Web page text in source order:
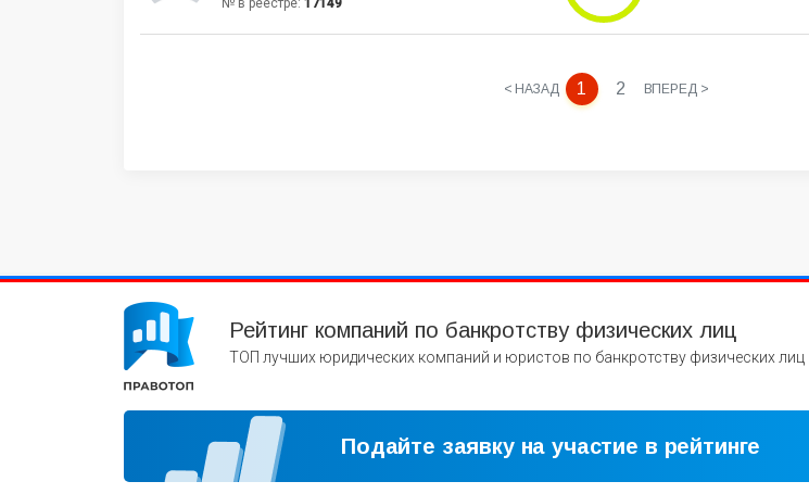
№ в реестре: 17149
< НАЗАД 1 2 ВПЕРЕД >
Рейтинг компаний по банкротству физических лиц
ТОП лучших юридических компаний и юристов по банкротству физических лиц
Подайте заявку на участие в рейтинге